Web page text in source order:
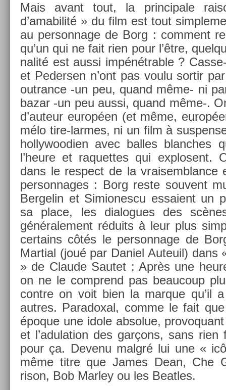
Mais avant tout, la prin­cipale
d’amabilité » du film est tout
au per­son­nage de Borg : com­ment
qu’un qui ne fait rien pour l’être,
nalité est aussi im­pénétr­able ?
et Peders­en n’ont pas voulu sor­tir
out­rance -un peu, quand même- ni
bazar -un peu aussi, quand même-.
d’auteur européen (et même,
mélo tire-larmes, ni un film à
hol­lywoodi­en avec bal­les blanches
l’heure et raquet­tes qui ex­plosent.
dans le re­spect de la vraisemblan­ce
per­son­nages : Borg reste souvent
Be­rgelin et Simiones­cu es­saient un
sa place, les di­alogues des
générale­ment réduits à leur plus
cer­tains côtés le per­son­nage de
Mar­ti­al (joué par Daniel Auteuil)
» de Claude Sautet : Après une
on ne le com­prend pas be­aucoup
con­tre on voit bien la mar­que qu’il
aut­res. Para­dox­al, comme le fait
époque une idole ab­solue,
et l’adula­tion des garçons, sans rien
pour ça. De­venu malgré lui une «
même titre que James Dean, Che
rison, Bob Mar­ley ou les Be­at­les.